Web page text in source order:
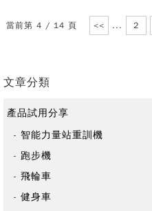
文章分類
產品試用分享
智能力量站重訓機
跑步機
飛輪車
健身車
當前第 4 / 14 頁 << ... 2